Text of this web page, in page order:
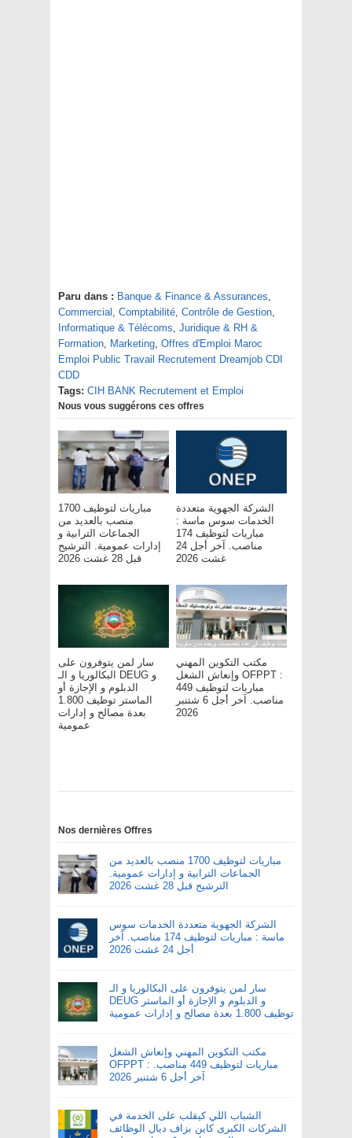
Paru dans : Banque & Finance & Assurances,
Commercial , Comptabilité, Contrôle de Gestion,
Informatique & Télécoms, Juridique & RH &
Formation, Marketing, Offres d'Emploi Maroc
Emploi Public Travail Recrutement Dreamjob CDI
CDD
Tags: CIH BANK Recrutement et Emploi
Nous vous suggérons ces offres
مباريات لتوظيف 1700
منصب بالعديد من
الجماعات الترابية و
إدارات عمومية. الترشيح
قبل 28 غشت 2026
الشركة الجهوية متعددة
الخدمات سوس ماسة :
مباريات لتوظيف 174
مناصب. آخر أجل 24
غشت 2026
سار لمن يتوفرون على
البكالوريا و الـ DEUG و
الدبلوم و الإجازة أو
الماستر توظيف 1.800
بعدة مصالح و إدارات
عمومية
مكتب التكوين المهني
وإنعاش الشغل OFPPT :
مباريات لتوظيف 449
مناصب. آخر أجل 6 شتنبر
2026
Nos dernières Offres
مباريات لتوظيف 1700 منصب بالعديد من
الجماعات الترابية و إدارات عمومية.
الترشيح قبل 28 غشت 2026
الشركة الجهوية متعددة الخدمات سوس
ماسة : مباريات لتوظيف 174 مناصب. آخر
أجل 24 غشت 2026
سار لمن يتوفرون على البكالوريا و الـ
DEUG و الدبلوم و الإجازة أو الماستر
توظيف 1.800 بعدة مصالح و إدارات عمومية
مكتب التكوين المهني وإنعاش الشغل
OFPPT : مباريات لتوظيف 449 مناصب.
آخر أجل 6 شتنبر 2026
الشباب اللي كيقلب على الخدمة في
الشركات الكبرى كاين بزاف ديال الوظائف